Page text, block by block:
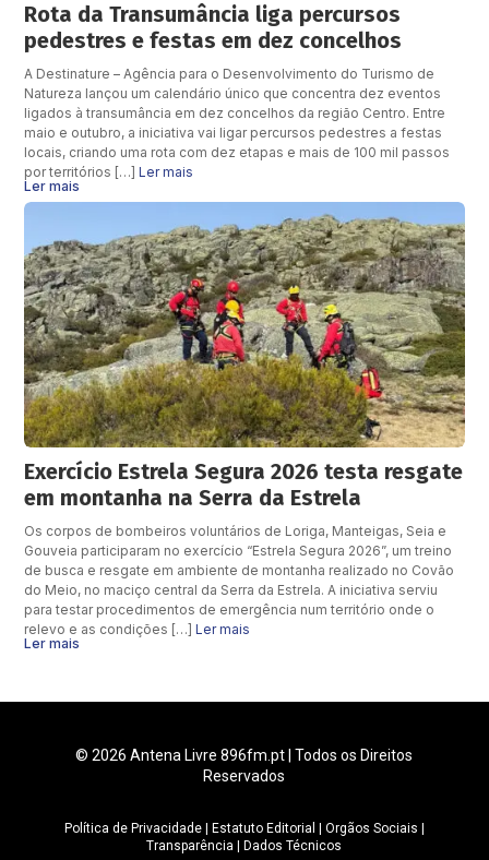
Rota da Transumância liga percursos
pedestres e festas em dez concelhos
A Destinature – Agência para o Desenvolvimento do Turismo de
Natureza lançou um calendário único que concentra dez eventos
ligados à transumância em dez concelhos da região Centro. Entre
maio e outubro, a iniciativa vai ligar percursos pedestres a festas
locais, criando uma rota com dez etapas e mais de 100 mil passos
por territórios […]Ler mais
Ler mais
Exercício Estrela Segura 2026 testa resgate
em montanha na Serra da Estrela
Os corpos de bombeiros voluntários de Loriga, Manteigas, Seia e
Gouveia participaram no exercício “Estrela Segura 2026”, um treino
de busca e resgate em ambiente de montanha realizado no Covão
do Meio, no maciço central da Serra da Estrela. A iniciativa serviu
para testar procedimentos de emergência num território onde o
relevo e as condições […]Ler mais
Ler mais
© 2026 Antena Livre 896fm.pt | Todos os Direitos
Reservados
Política de Privacidade| Estatuto Editorial Orgãos Sociais
Transparência
Dados Técnicos